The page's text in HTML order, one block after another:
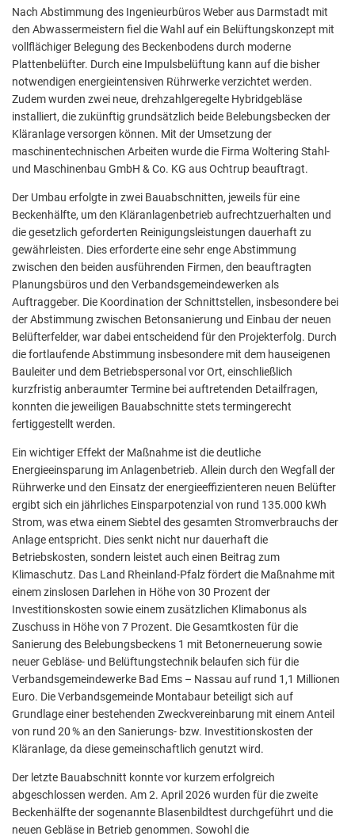
Nach Abstimmung des Ingenieurbüros Weber aus Darmstadt mit
den Abwassermeistern fiel die Wahl auf ein Belüftungskonzept mit
vollflächiger Belegung des Beckenbodens durch moderne
Plattenbelüfter. Durch eine Impulsbelüftung kann auf die bisher
notwendigen energieintensiven Rührwerke verzichtet werden.
Zudem wurden zwei neue, drehzahlgeregelte Hybridgebläse
installiert, die zukünftig grundsätzlich beide Belebungsbecken der
Kläranlage versorgen können. Mit der Umsetzung der
maschinentechnischen Arbeiten wurde die Firma Woltering Stahl-
und Maschinenbau GmbH & Co. KG aus Ochtrup beauftragt.
Der Umbau erfolgte in zwei Bauabschnitten, jeweils für eine
Beckenhälfte, um den Kläranlagenbetrieb aufrechtzuerhalten und
die gesetzlich geforderten Reinigungsleistungen dauerhaft zu
gewährleisten. Dies erforderte eine sehr enge Abstimmung
zwischen den beiden ausführenden Firmen, den beauftragten
Planungsbüros und den Verbandsgemeindewerken als
Auftraggeber. Die Koordination der Schnittstellen, insbesondere bei
der Abstimmung zwischen Betonsanierung und Einbau der neuen
Belüfterfelder, war dabei entscheidend für den Projekterfolg. Durch
die fortlaufende Abstimmung insbesondere mit dem hauseigenen
Bauleiter und dem Betriebspersonal vor Ort, einschließlich
kurzfristig anberaumter Termine bei auftretenden Detailfragen,
konnten die jeweiligen Bauabschnitte stets termingerecht
fertiggestellt werden.
Ein wichtiger Effekt der Maßnahme ist die deutliche
Energieeinsparung im Anlagenbetrieb. Allein durch den Wegfall der
Rührwerke und den Einsatz der energieeffizienteren neuen Belüfter
ergibt sich ein jährliches Einsparpotenzial von rund 135.000 kWh
Strom, was etwa einem Siebtel des gesamten Stromverbrauchs der
Anlage entspricht. Dies senkt nicht nur dauerhaft die
Betriebskosten, sondern leistet auch einen Beitrag zum
Klimaschutz. Das Land Rheinland-Pfalz fördert die Maßnahme mit
einem zinslosen Darlehen in Höhe von 30 Prozent der
Investitionskosten sowie einem zusätzlichen Klimabonus als
Zuschuss in Höhe von 7 Prozent. Die Gesamtkosten für die
Sanierung des Belebungsbeckens 1 mit Betonerneuerung sowie
neuer Gebläse- und Belüftungstechnik belaufen sich für die
Verbandsgemeindewerke Bad Ems – Nassau auf rund 1,1 Millionen
Euro. Die Verbandsgemeinde Montabaur beteiligt sich auf
Grundlage einer bestehenden Zweckvereinbarung mit einem Anteil
von rund 20 % an den Sanierungs- bzw. Investitionskosten der
Kläranlage, da diese gemeinschaftlich genutzt wird.
Der letzte Bauabschnitt konnte vor kurzem erfolgreich
abgeschlossen werden. Am 2. April 2026 wurden für die zweite
Beckenhälfte der sogenannte Blasenbildtest durchgeführt und die
neuen Gebläse in Betrieb genommen. Sowohl die